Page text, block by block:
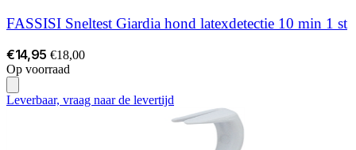
FASSISI Sneltest Giardia hond latexdetectie 10 min 1 st
€14,95 €18,00
Op voorraad
Leverbaar, vraag naar de levertijd